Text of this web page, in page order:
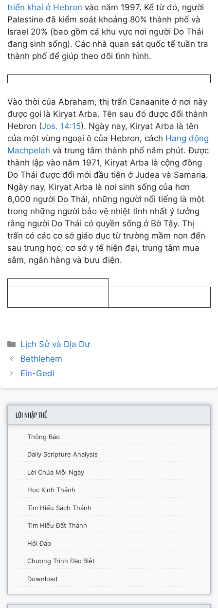
triển khai ở Hebron vào năm 1997. Kể từ đó, người
Palestine đã kiểm soát khoảng 80% thành phố và
Israel 20% (bao gồm cả khu vực nơi người Do Thái
đang sinh sống). Các nhà quan sát quốc tế tuần tra
thành phố để giúp theo dõi tình hình.
Vào thời của Abraham, thị trấn Canaanite ở nơi này
được gọi là Kiryat Arba. Tên sau đó được đổi thành
Hebron (Jos. 14:15). Ngày nay, Kiryat Arba là tên
của một vùng ngoại ô của Hebron, cách Hang động
Machpelah và trung tâm thành phố năm phút. Được
thành lập vào năm 1971, Kiryat Arba là cộng đồng
Do Thái được đổi mới đầu tiên ở Judea và Samaria.
Ngày nay, Kiryat Arba là nơi sinh sống của hơn
6,000 người Do Thái, những người nổi tiếng là một
trong những người bảo vệ nhiệt tình nhất ý tưởng
rằng người Do Thái có quyền sống ở Bờ Tây. Thị
trấn có các cơ sở giáo dục từ trường mầm non đến
sau trung học, cơ sở y tế hiện đại, trung tâm mua
sắm, ngân hàng và bưu điện.
Categories
Lịch Sử và Địa Dư
Post
navigation
Bethlehem
Ein-Gedi
LỜI NHẬP THỂ
Thông Báo
Daily Scripture Analysis
Lời Chúa Mỗi Ngày
Học Kinh Thánh
Tìm Hiểu Sách Thánh
Tìm Hiểu Đất Thánh
Hỏi Đáp
Chương Trình Đặc Biệt
Download